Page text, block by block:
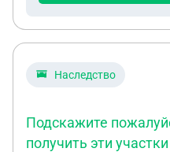
деньги всегда ждала
морально … если есть
Наследство
Подскажите
получить эти